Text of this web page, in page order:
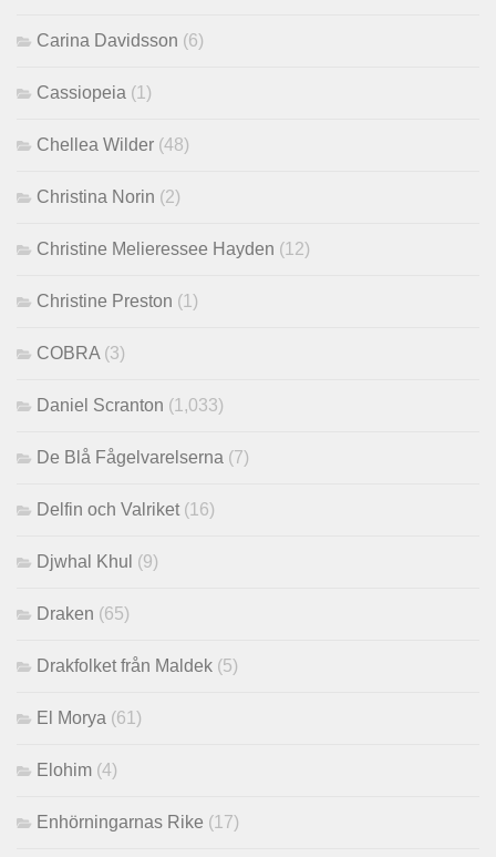
Carina Davidsson (6)
Cassiopeia (1)
Chellea Wilder (48)
Christina Norin (2)
Christine Melieressee Hayden (12)
Christine Preston (1)
COBRA (3)
Daniel Scranton (1,033)
De Blå Fågelvarelserna (7)
Delfin och Valriket (16)
Djwhal Khul (9)
Draken (65)
Drakfolket från Maldek (5)
El Morya (61)
Elohim (4)
Enhörningarnas Rike (17)